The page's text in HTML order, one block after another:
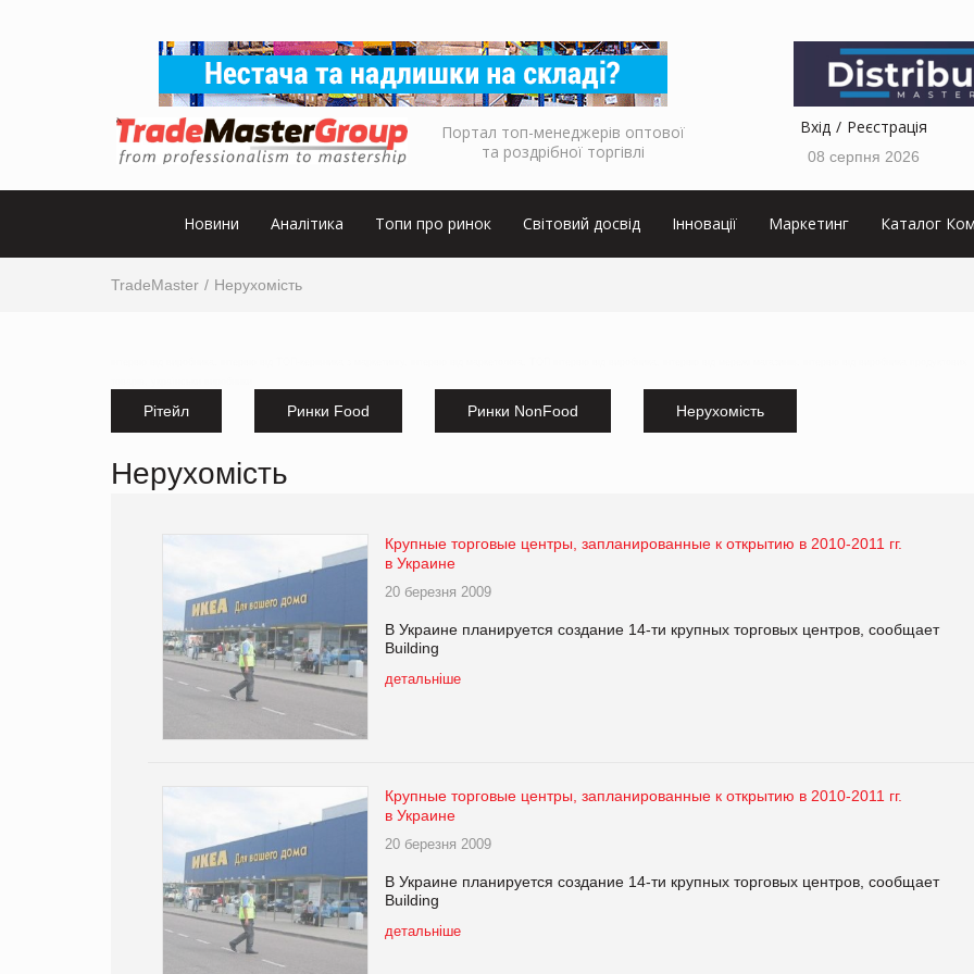
Портал топ-менеджерів оптової
та роздрібної торгівлі
Вхід Реєстрація
08 серпня 2026
Новини Аналітика Топи про ринок Світовий досвід Інновації Маркетинг Каталог
TradeMaster Нерухомість
Рітейл Ринки Food Ринки NonFood Нерухомість
Нерухомість
Крупные торговые центры, запланированные к открытию в 2010-2011 гг.
в Украине
20 березня 2009
В Украине планируется создание 14-ти крупных торговых центров, сообщает
Building
детальніше
Крупные торговые центры, запланированные к открытию в 2010-2011 гг.
в Украине
20 березня 2009
В Украине планируется создание 14-ти крупных торговых центров, сообщает
Building
детальніше